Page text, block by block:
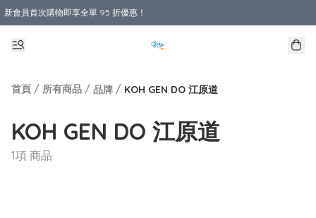
新會員首次購物即享全單 95 折優惠！
購物滿 HKD 800.00即享免運費優惠！（適用於 本地送貨、本地取貨 )
首頁 / 所有商品 / 品牌 / KOH GEN DO 江原道
KOH GEN DO 江原道
1項 商品